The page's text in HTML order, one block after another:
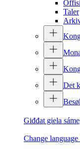
Taler
Det
Giđđat giela
Change